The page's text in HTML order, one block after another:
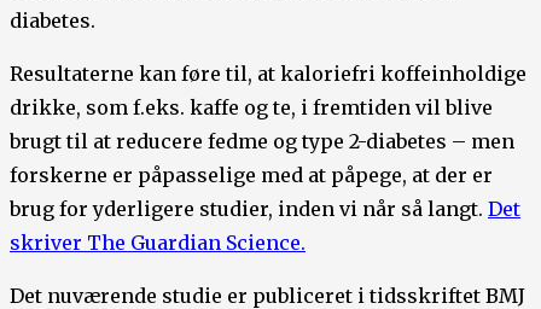
diabetes.
Resultaterne kan føre til, at kaloriefri koffeinholdige
drikke, som f.eks. kaffe og te, i fremtiden vil blive
brugt til at reducere fedme og type 2-diabetes – men
forskerne er påpasselige med at påpege, at der er
brug for yderligere studier, inden vi når så langt. Det
skriver The Guardian Science.
Det nuværende studie er publiceret i tidsskriftet BMJ